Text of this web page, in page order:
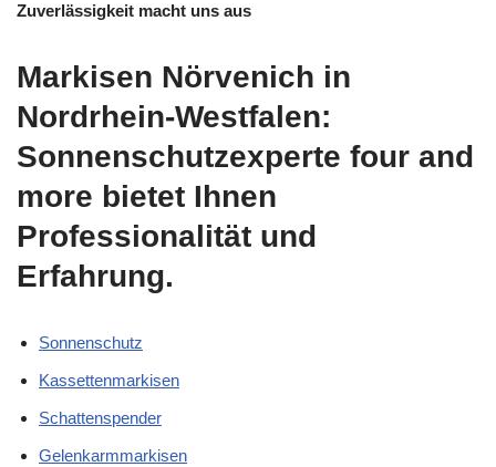
Zuverlässigkeit macht uns aus
Markisen Nörvenich in
Nordrhein-Westfalen:
Sonnenschutzexperte four and
more bietet Ihnen
Professionalität und
Erfahrung.
Sonnenschutz
Kassettenmarkisen
Schattenspender
Gelenkarmmarkisen